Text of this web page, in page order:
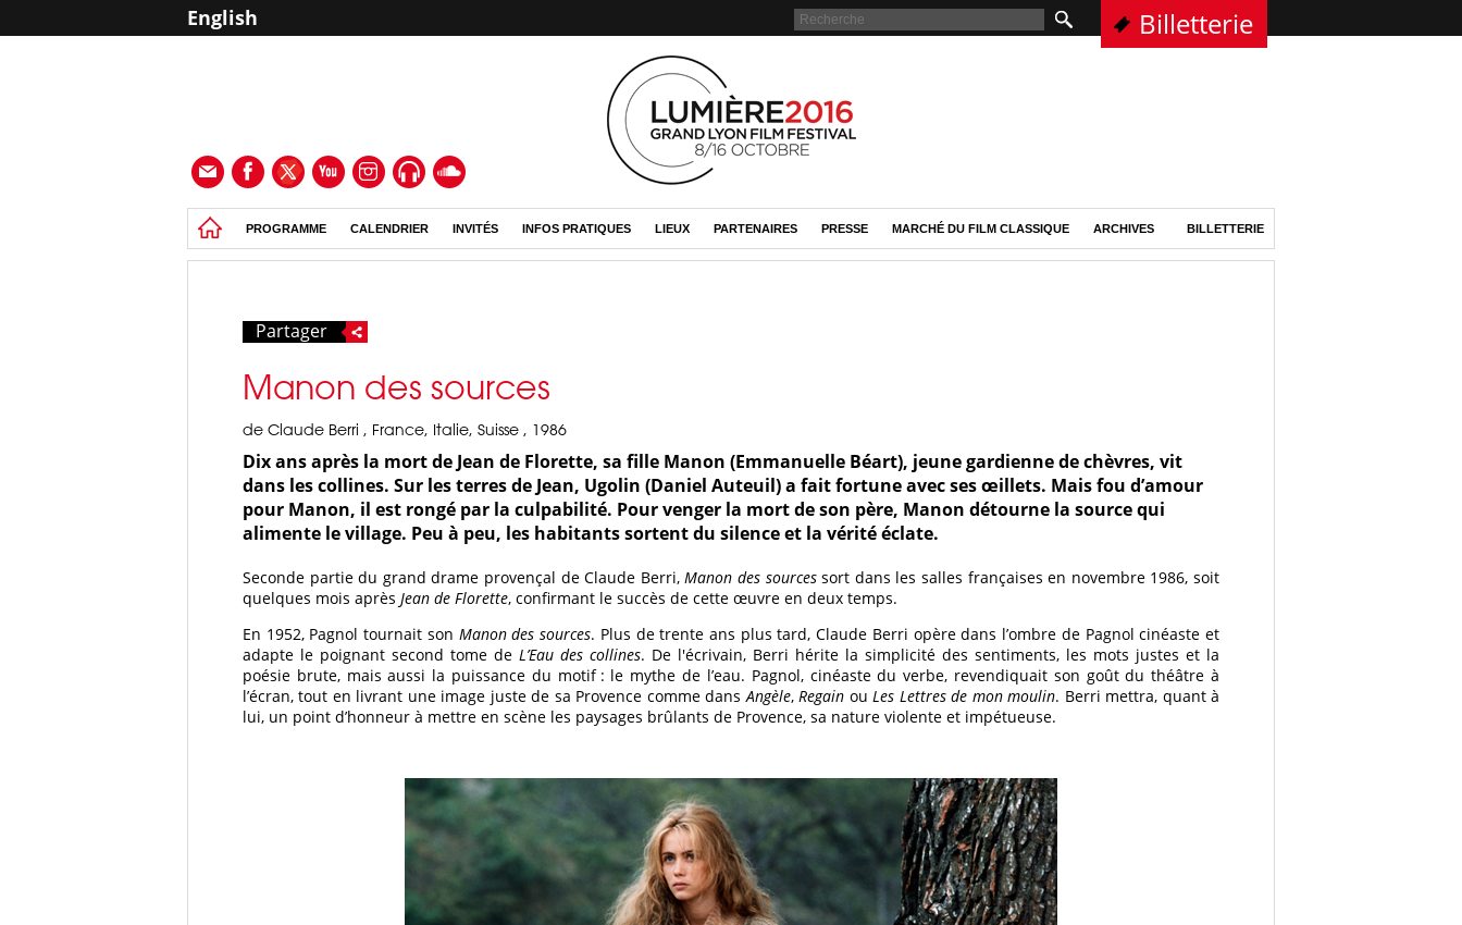
English Billetterie
PROGRAMME CALENDRIER INVITÉS INFOS PRATIQUES LIEUX PARTENAIRES PRESSE MARCHÉ DU FILM CLASSIQUE ARCHIVES BILLETTERIE
Partager
Manon des sources
de Claude Berri , France, Italie, Suisse , 1986
Dix ans après la mort de Jean de Florette, sa fille Manon (Emmanuelle Béart), jeune gardienne de chèvres, vit
dans les collines. Sur les terres de Jean, Ugolin (Daniel Auteuil) a fait fortune avec ses œillets. Mais fou d’amour
pour Manon, il est rongé par la culpabilité. Pour venger la mort de son père, Manon détourne la source qui
alimente le village. Peu à peu, les habitants sortent du silence et la vérité éclate.
Seconde partie du grand drame provençal de Claude Berri,Manon des sourcessort dans les salles françaises en novembre 1986, soit
quelques mois après Jean de Florette, confirmant le succès de cette œuvre en deux temps.
En 1952, Pagnol tournait son Manon des sources. Plus de trente ans plus tard, Claude Berri opère dans l’ombre de Pagnol cinéaste et
adapte le poignant second tome de L’Eau des collines. De l'écrivain, Berri hérite la simplicité des sentiments, les mots justes et la
poésie brute, mais aussi la puissance du motif : le mythe de l’eau. Pagnol, cinéaste du verbe, revendiquait son goût du théâtre à
l’écran, tout en livrant une image juste de sa Provence comme dansAngèle,Regain ouLes Lettres de mon moulin. Berri mettra, quant à
lui, un point d’honneur à mettre en scène les paysages brûlants de Provence, sa nature violente et impétueuse.